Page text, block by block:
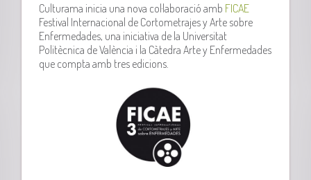
Culturama inicia una nova col·laboració amb FICAE
Festival Internacional de Cortometrajes y Arte sobre
Enfermedades, una iniciativa de la Universitat
Politècnica de València i la Càtedra Arte y Enfermedades
que compta amb tres edicions.